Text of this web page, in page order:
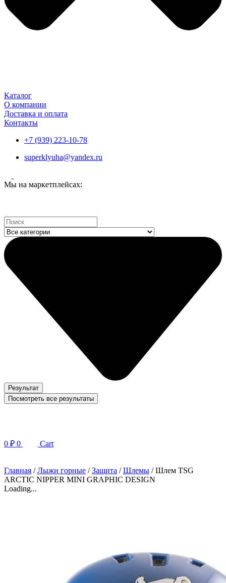
Каталог
О компании
Доставка и оплата
Контакты
+7 (939) 223-10-78
superklyuha@yandex.ru
Мы на маркетплейсах:
Search
...
Результат
Посмотреть все результаты
0 ₽ 0 Cart
Главная /Лыжи горные /Защита /Шлемы / Шлем TSG
ARCTIC NIPPER MINI GRAPHIC DESIGN
Loading...